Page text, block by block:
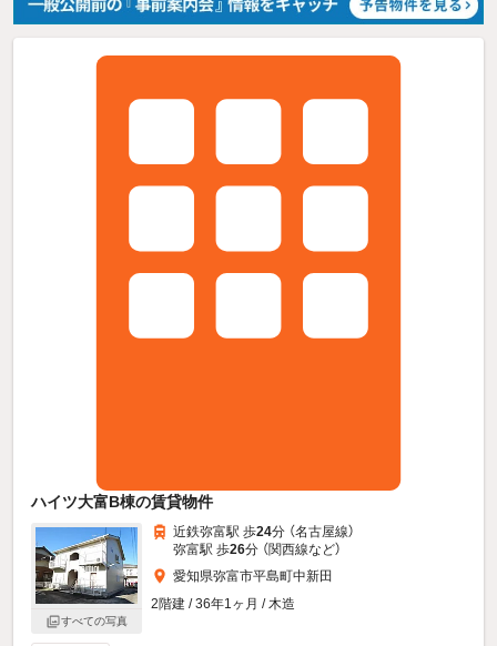
ハイツ大富B棟の賃貸物件
すべての写真
近鉄弥富駅 歩24分 （名古屋線）
弥富駅 歩26分 （関西線など）
愛知県弥富市平島町中新田
2階建 / 36年1ヶ月 / 木造